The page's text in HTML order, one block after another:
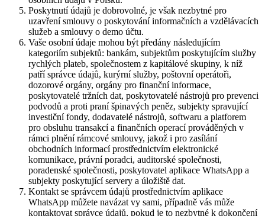
Poskytnutí údajů je dobrovolné, je však nezbytné pro
uzavření smlouvy o poskytování informačních a vzdělávacích
služeb a smlouvy o demo účtu.
Vaše osobní údaje mohou být předány následujícím
kategoriím subjektů: bankám, subjektům poskytujícím služby
rychlých plateb, společnostem z kapitálové skupiny, k níž
patří správce údajů, kurýrní služby, poštovní operátoři,
dozorové orgány, orgány pro finanční informace,
poskytovatelé tržních dat, poskytovatelé nástrojů pro prevenci
podvodů a proti praní špinavých peněz, subjekty spravující
investiční fondy, dodavatelé nástrojů, softwaru a platforem
pro obsluhu transakcí a finančních operací prováděných v
rámci plnění rámcové smlouvy, jakož i pro zasílání
obchodních informací prostřednictvím elektronické
komunikace, právní poradci, auditorské společnosti,
poradenské společnosti, poskytovatel aplikace WhatsApp a
subjekty poskytující servery a úložiště dat.
Kontakt se správcem údajů prostřednictvím aplikace
WhatsApp můžete navázat vy sami, případně vás může
kontaktovat správce údajů, pokud je to nezbytné k dokončení